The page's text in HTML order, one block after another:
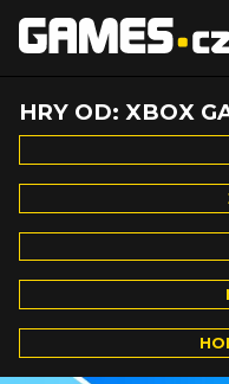
HRY OD: XBOX